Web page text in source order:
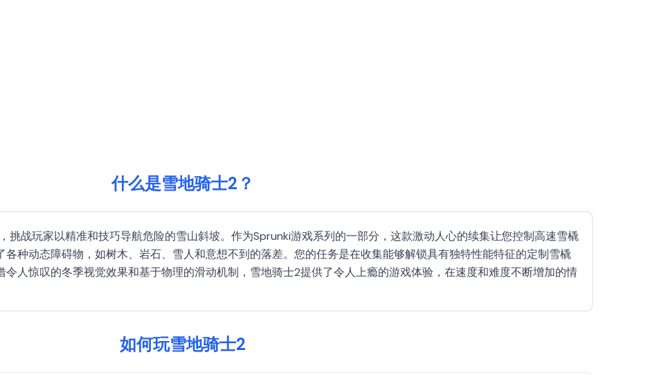
什么是雪地骑士2？
挑战玩家以精准和技巧导航危险的雪山斜坡。作为Sprunki游戏系列的一部分，这款激动人心的续集让您控制高速雪橇
种动态障碍物，如树木、岩石、雪人和意想不到的落差。您的任务是在收集能够解锁具有独特性能特征的定制雪橇
人惊叹的冬季视觉效果和基于物理的滑动机制，雪地骑士2提供了令人上瘾的游戏体验，在速度和难度不断增加的情
如何玩雪地骑士2